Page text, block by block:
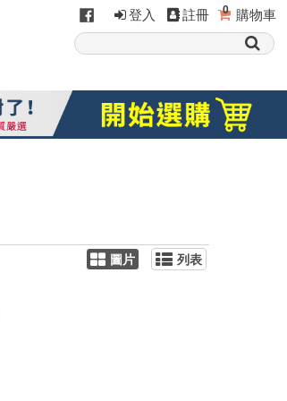
登入 註冊 0 購物車
圖片 列表